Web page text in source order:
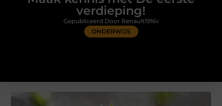
verdieping!
ONDERWIJS
Gepubliceerd Door Renault1916v